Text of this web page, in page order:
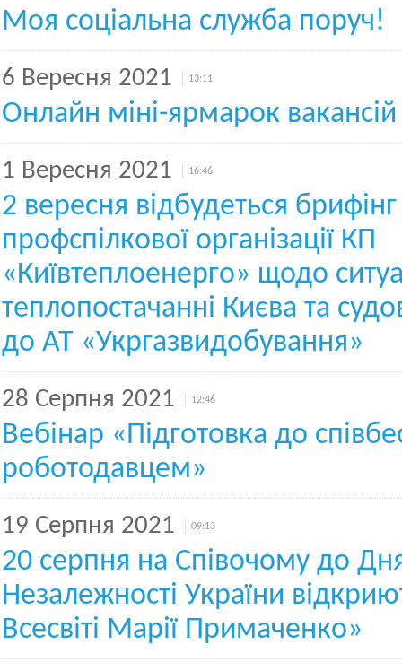
Моя соціальна служба поруч!
6 Вересня 2021 13:11
Онлайн міні-ярмарок вакансій
1 Вересня 2021 16:46
2 вересня відбудеться
профспілкової організації КП
«Київтеплоенерго» щодо
теплопостачанні Києва та
до АТ «Укргазвидобування»
28 Серпня 2021 12:46
Вебінар «Підготовка до
роботодавцем»
19 Серпня 2021 09:13
20 серпня на Співочому до
Незалежності України
Всесвіті Марії Примаченко»